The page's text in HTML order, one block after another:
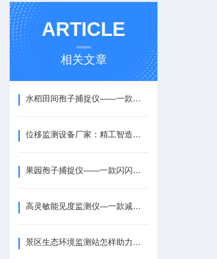
ARTICLE
相关文章
水稻田间孢子捕捉仪——一款远程控制的固定式孢子捕捉仪厂家2025(九丞推送)
位移监测设备厂家：精工智造高性能设备赋能工程安全监测升级
果园孢子捕捉仪——一款闪闪发光田间孢子捕捉分析仪2024全+境+派+送
高灵敏能见度监测仪—一款减少交通事故雾天能见度监测系统2024全+境+派+送
景区生态环境监测站怎样助力文旅项目提升生态竞争力